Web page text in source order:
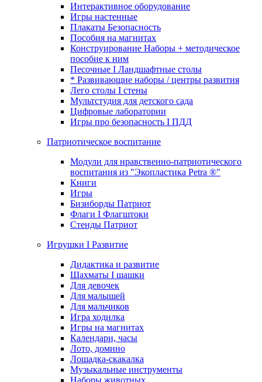
Интерактивное оборудование
Игры настенные
Плакаты Безопасность
Пособия на магнитах
Конструирование Наборы + методическое
пособие к ним
Песочные I Ландшафтные столы
* Развивающие наборы / центры развития
Лего столы I стены
Мультстудия для детского сада
Цифровые лаборатории
Игры про безопасность I ПДД
Патриотическое воспитание
Модули для нравственно-патриотического
воспитания из "Экопластика Petra ®"
Книги
Игры
Бизиборды Патриот
Флаги I Флагштоки
Стенды Патриот
Игрушки I Развитие
Дидактика и развитие
Шахматы I шашки
Для девочек
Для малышей
Для мальчиков
Игра ходилка
Игры на магнитах
Календари, часы
Лото, домино
Лошадка-скакалка
Музыкальные инструменты
Наборы животных